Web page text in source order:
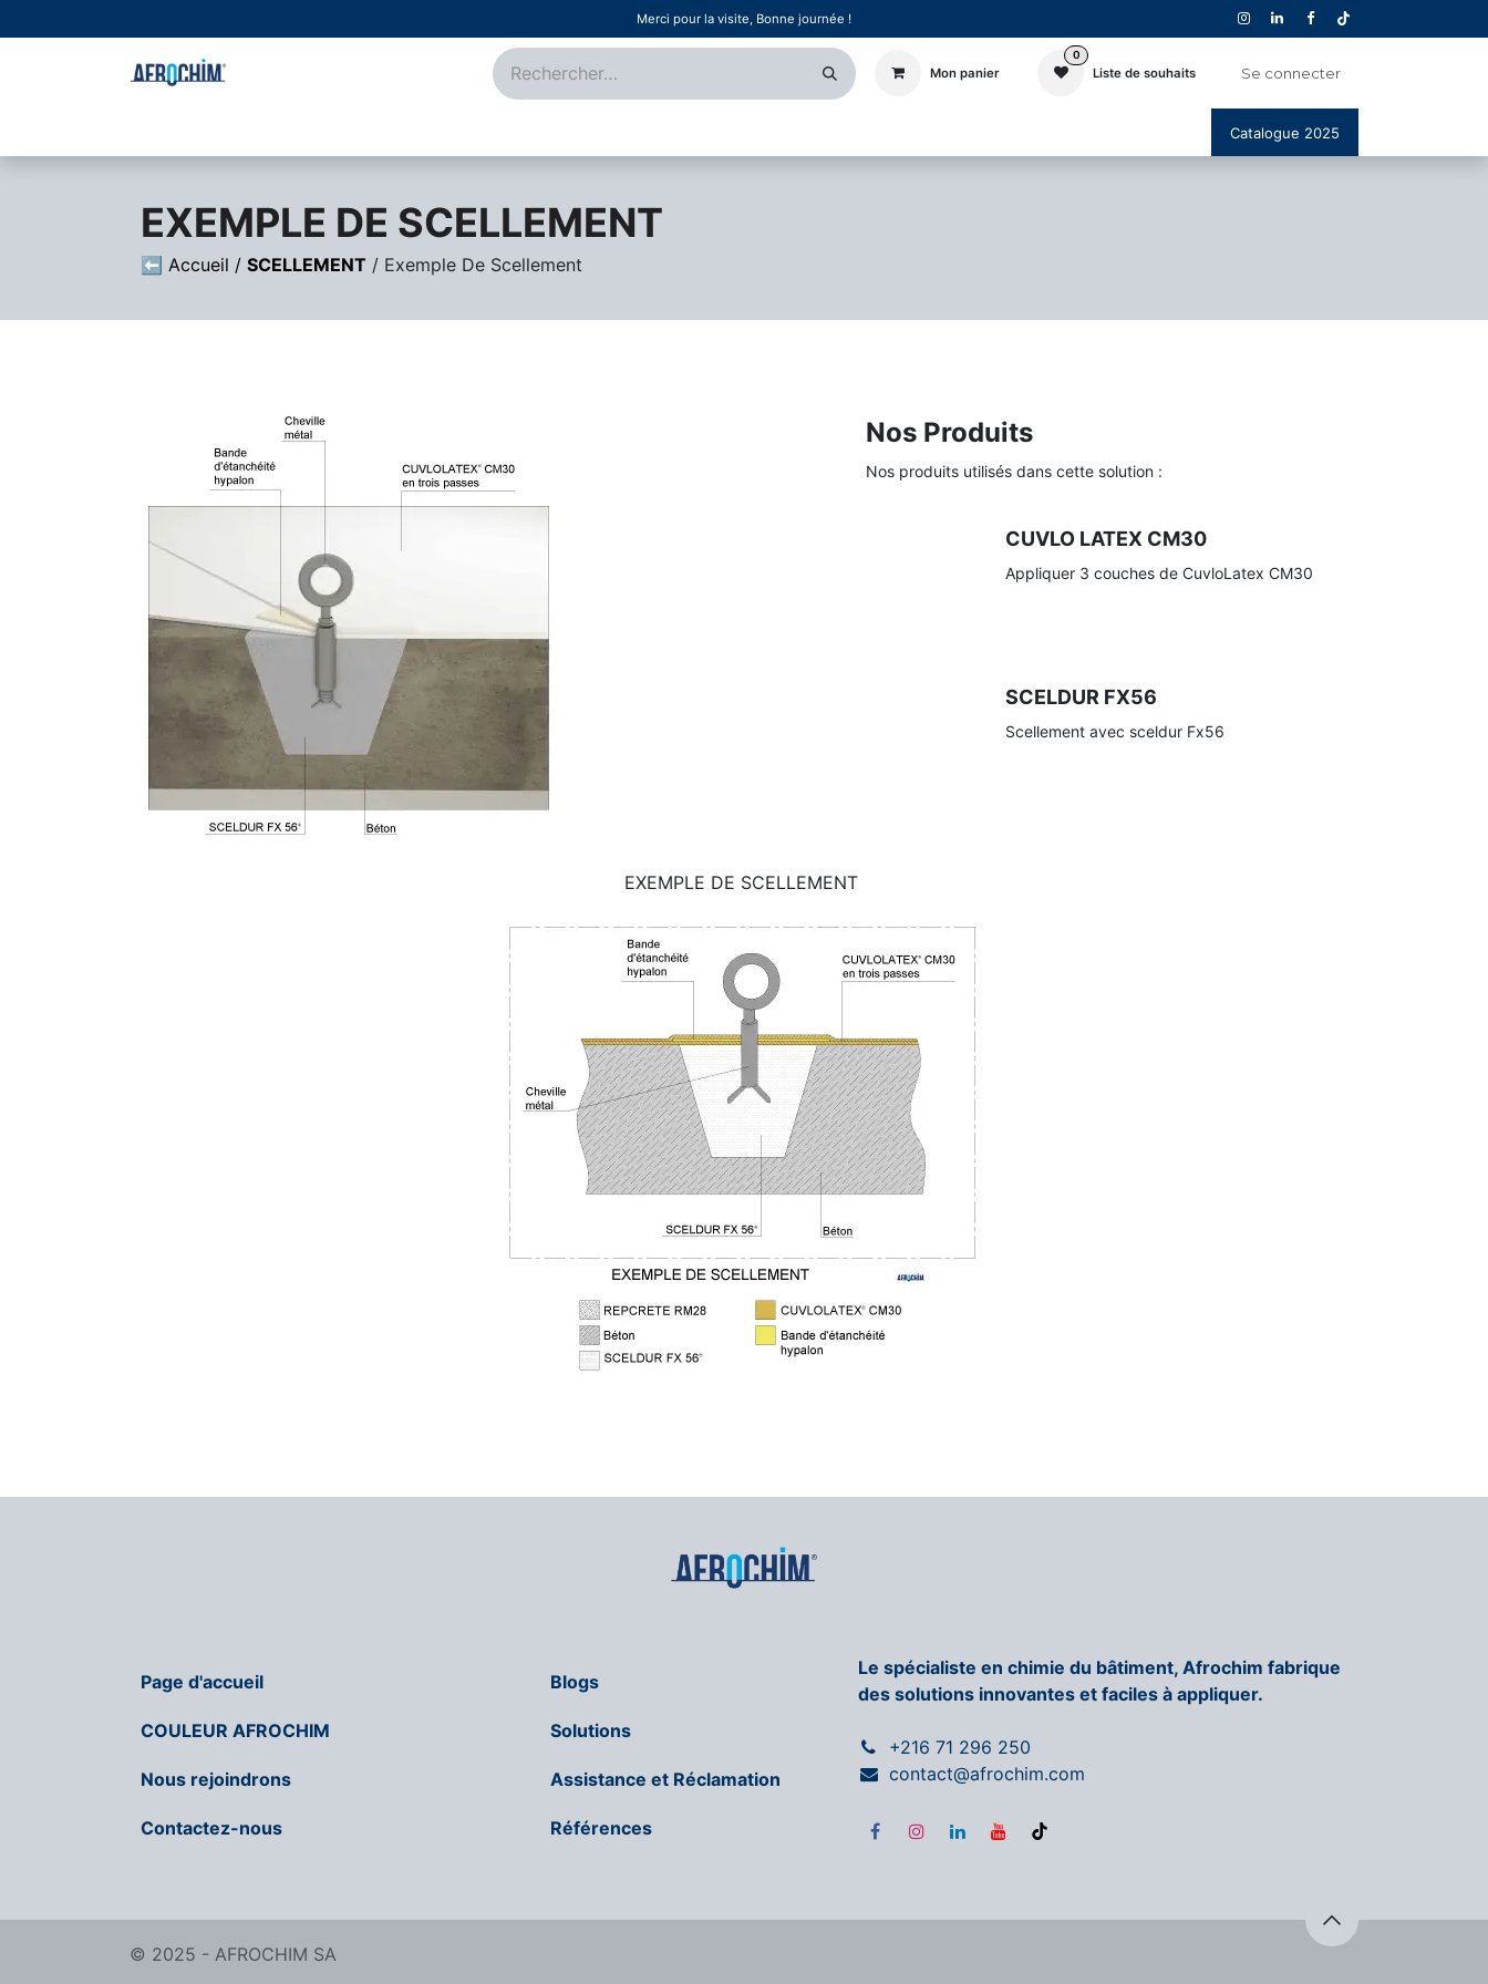
Merci pour la visite, Bonne journée !
Mon panier
0
Liste de souhaits Se connecter
Catalogue 2025
EXEMPLE DE SCELLEMENT
⬅ Accueil / SCELLEMENT / Exemple De Scellement
Nos Produits
Nos produits utilisés dans cette solution :
CUVLO LATEX CM30
Appliquer 3 couches de CuvloLatex CM30
SCELDUR FX56
Scellement avec sceldur Fx56
EXEMPLE DE SCELLEMENT
Le spécialiste en chimie du bâtiment, Afrochim fabrique
des solutions innovantes et faciles à appliquer.
+216 71 296 250
contact@afrochim.com
Page d'accueil
COULEUR AFROCHIM
Nous rejoindrons
Contactez-nous
Blogs
Solutions
Assistance et Réclamation
Références
© 2025 - AFROCHIM SA